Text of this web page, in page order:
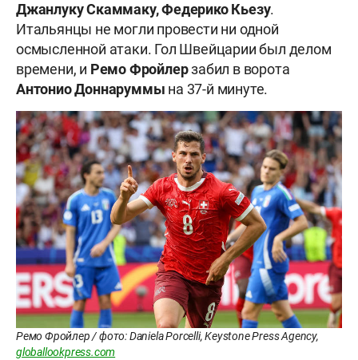
Джанлуку Скаммаку, Федерико Кьезу.
Итальянцы не могли провести ни одной
осмысленной атаки. Гол Швейцарии был делом
времени, и Ремо Фройлерзабил в ворота
Антонио Доннаруммы на 37-й минуте.
Ремо Фройлер / фото: Daniela Porcelli, Keystone Press Agency,
globallookpress.com